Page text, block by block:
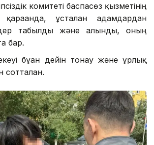
комитеті баспасөз қызметінің
қарағанда, ұсталған адамдардан
табылды және алынды, оның
бар.
бұған дейін тонау және ұрлық
сотталған.